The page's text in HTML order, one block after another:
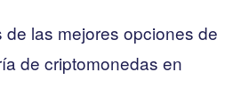
las mejores opciones de
de criptomonedas en